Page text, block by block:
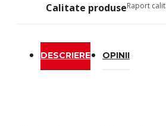
Calitate produseRaport
DESCRIERE OPINII